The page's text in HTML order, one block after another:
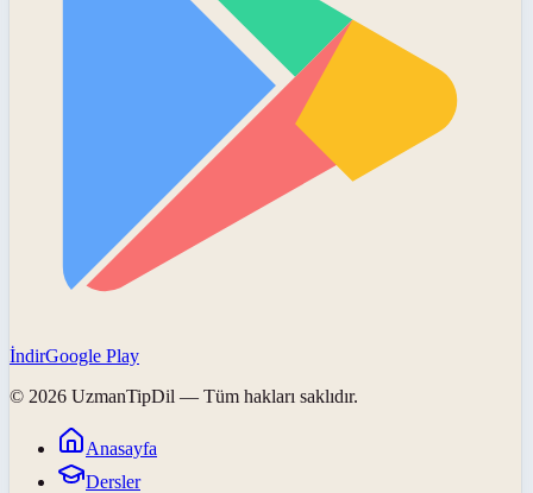
İndirGoogle Play
© 2026 UzmanTipDil — Tüm hakları saklıdır.
Anasayfa
Dersler